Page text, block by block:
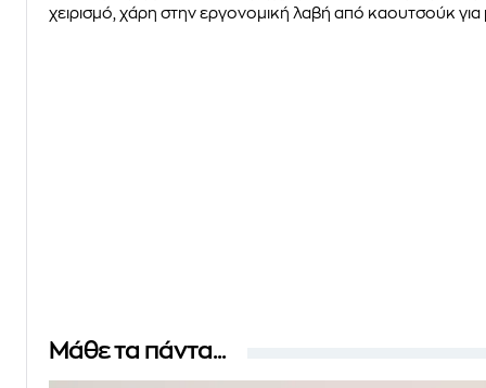
χειρισμό, χάρη στην εργονομική λαβή από καουτσούκ
Μάθε τα πάντα...